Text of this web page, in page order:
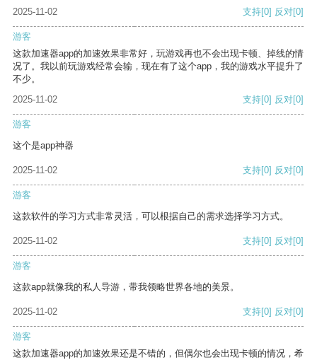
2025-11-02 支持[0] 反对[0]
游客
这款加速器app的加速效果非常好，玩游戏再也不会出现卡顿、掉线的情
况了。我以前玩游戏经常会输，现在有了这个app，我的游戏水平提升了
不少。
2025-11-02
支持[0] 反对[0]
游客
这个是app神器
2025-11-02 支持[0] 反对[0]
游客
这款软件的学习方式非常灵活，可以根据自己的需求选择学习方式。
2025-11-02 支持[0] 反对[0]
游客
这款app就像我的私人导游，带我领略世界各地的美景。
2025-11-02 支持[0] 反对[0]
游客
这款加速器app的加速效果还是不错的，但偶尔也会出现卡顿的情况，希